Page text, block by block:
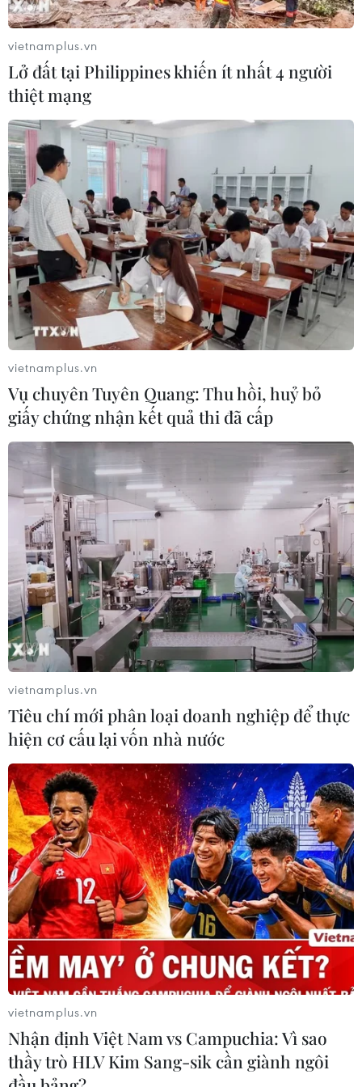
vietnamplus.vn
Lở đất tại Philippines khiến ít nhất 4 người
thiệt mạng
vietnamplus.vn
Vụ chuyên Tuyên Quang: Thu hồi, huỷ bỏ
giấy chứng nhận kết quả thi đã cấp
vietnamplus.vn
Tiêu chí mới phân loại doanh nghiệp để thực
hiện cơ cấu lại vốn nhà nước
vietnamplus.vn
Nhận định Việt Nam vs Campuchia: Vì sao
thầy trò HLV Kim Sang-sik cần giành ngôi